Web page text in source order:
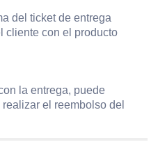
del ticket de entrega
cliente con el producto
la entrega, puede
el reembolso del